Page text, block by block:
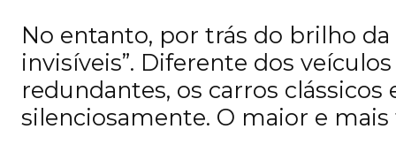
No entanto, por trás do brilho
invisíveis”. Diferente dos
redundantes, os carros
silenciosamente. O maior e